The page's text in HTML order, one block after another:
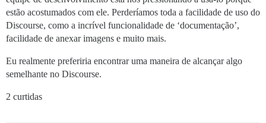
estão acostumados com ele. Perderíamos toda a facilidade de uso do
Discourse, como a incrível funcionalidade de ‘documentação’,
facilidade de anexar imagens e muito mais.
Eu realmente preferiria encontrar uma maneira de alcançar algo
semelhante no Discourse.
2 curtidas